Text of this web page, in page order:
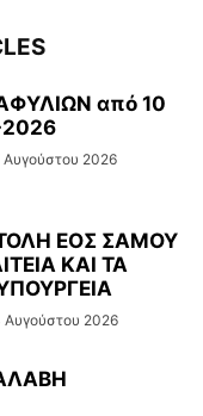
από 10
Αυγούστου 2026
ΕΟΣ ΣΑΜΟΥ
ΚΑΙ ΤΑ
Αυγούστου 2026